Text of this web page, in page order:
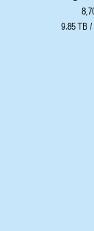
9.85 TB